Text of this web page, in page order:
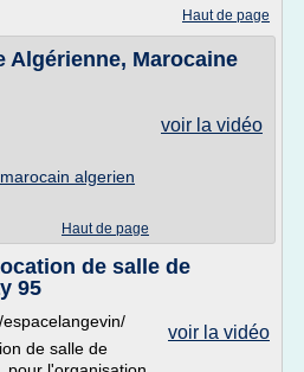
Haut de page
Algérienne, Marocaine
voir la vidéo
algerien
Haut de page
de salle de
95
voir la vidéo
de salle de